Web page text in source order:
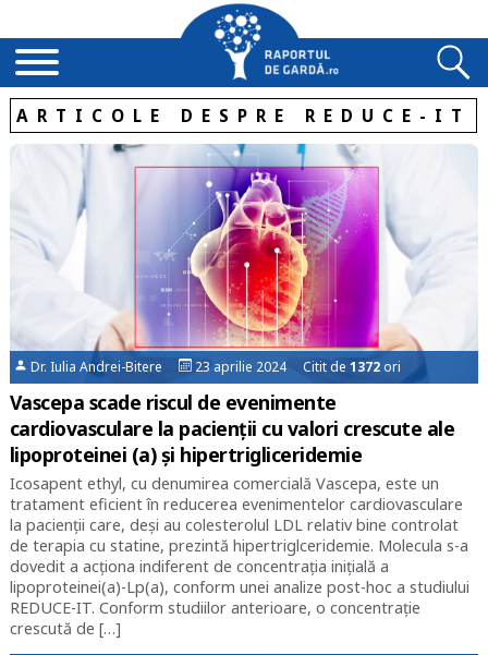
ARTICOLE DESPRE REDUCE-IT
Dr. Iulia Andrei-Bitere 23 aprilie 2024 Citit de1372 ori
Vascepa scade riscul de evenimente
cardiovasculare la pacienții cu valori crescute ale
lipoproteinei (a) și hipertrigliceridemie
Icosapent ethyl, cu denumirea comercială Vascepa, este un
tratament eficient în reducerea evenimentelor cardiovasculare
la pacienții care, deși au colesterolul LDL relativ bine controlat
de terapia cu statine, prezintă hipertriglceridemie. Molecula s-a
dovedit a acționa indiferent de concentrația inițială a
lipoproteinei(a)-Lp(a), conform unei analize post-hoc a studiului
REDUCE-IT. Conform studiilor anterioare, o concentrație
crescută de […]